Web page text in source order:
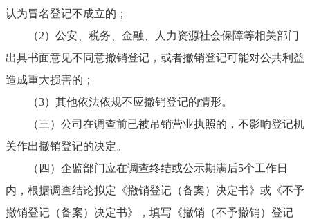
认为冒名登记不成立的；
（2） 公安、税务、金融、人力资源社会保障等相关部门
出具书面意见不同意撤销登记，或者撤销登记可能对公共利益
造成重大损害的；
（3） 其他依法依规不应撤销登记的情形。
（三） 公司在调查前已被吊销营业执照的，不影响登记机
关作出撤销登记的决定。
（四） 企监部门应在调查终结或公示期满后5个工作日
内，根据调查结论拟定《撤销登记（备案）决定书》或《不予
撤销登记（备案）决定书》，填写《撤销（不予撤销）登记